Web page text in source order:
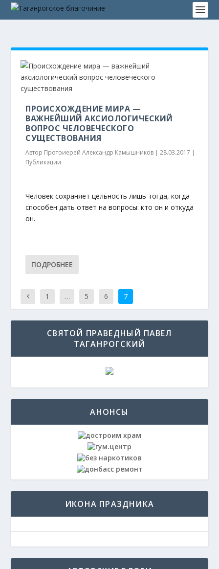
ПРОИСХОЖДЕНИЕ МИРА —
ВАЖНЕЙШИЙ АКСИОЛОГИЧЕСКИЙ
ВОПРОС ЧЕЛОВЕЧЕСКОГО
СУЩЕСТВОВАНИЯ
Автор Протоиерей Александр Камышников |28.03.2017 |
Публикации
Человек сохраняет цельность лишь тогда, когда
способен дать ответ на вопросы: кто он и откуда
он.
ПОДРОБНЕЕ
1 … 5 6 7
СВЯТОЙ ПРАВЕДНЫЙ ПАВЕЛ
ТАГАНРОГСКИЙ
АНОНСЫ
ИКОНА ПРАЗДНИКА